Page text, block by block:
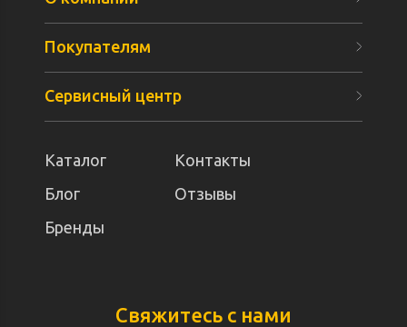
Покупателям
Сервисный центр
Каталог
Контакты
Блог
Отзывы
Бренды
Свяжитесь с нами